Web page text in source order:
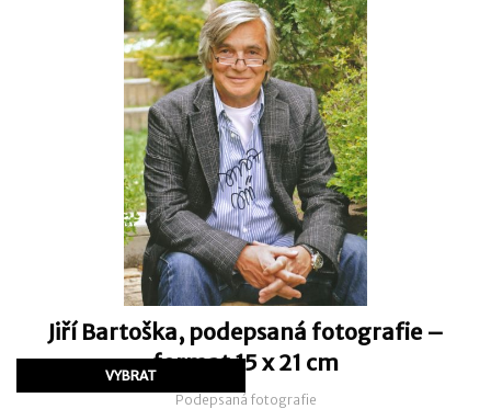
Jiří Bartoška, podepsaná fotografie –
format 15 x 21 cm
Podepsaná fotografie